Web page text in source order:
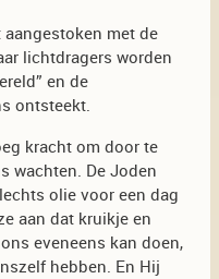
met de
lichtdragers worden
en de
ontsteekt.
kracht om door te
wachten. De Joden
olie voor een dag
aan dat kruikje en
eveneens kan doen,
hebben. En Hij